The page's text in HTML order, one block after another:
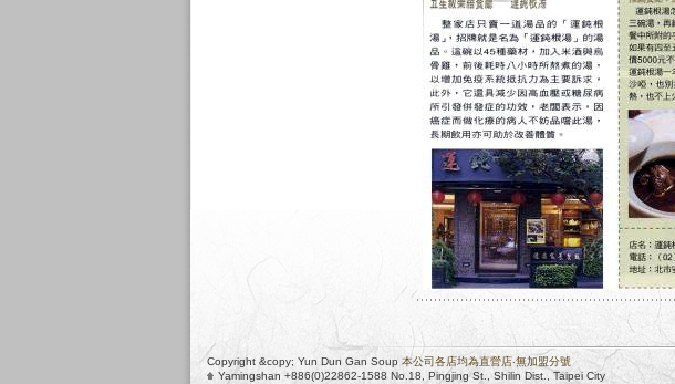
Copyright &copy; Yun Dun Gan Soup 本公司各店均為直營店‧無加盟分號
Yamingshan +886(0)22862-1588 No.18, Pingjing St., Shilin Dist., Taipei City